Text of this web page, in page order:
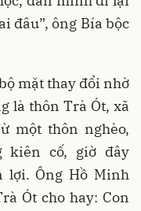
đâu”, ông Bía bộc
mặt thay đổi nhờ
là thôn Trà Ót, xã
một thôn nghèo,
kiên cố, giờ đây
lợi. Ông Hồ Minh
Ót cho hay: Con